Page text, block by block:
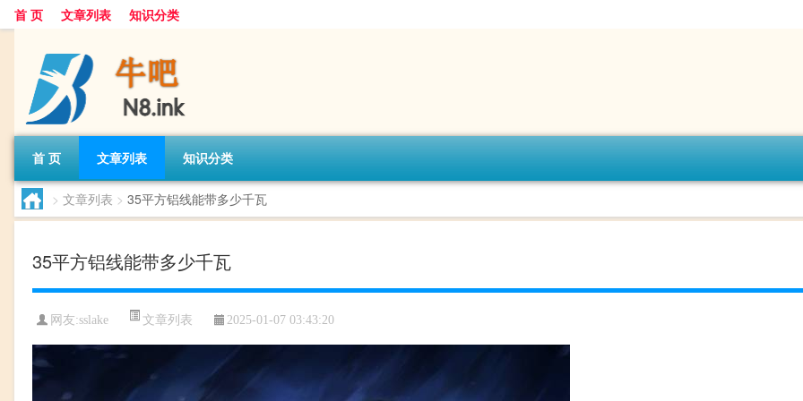
首 页 文章列表 知识分类
首 页 文章列表 知识分类
> 文章列表 > 35平方铝线能带多少千瓦
35平方铝线能带多少千瓦
网友:sslake 文章列表 2025-01-07 03:43:20